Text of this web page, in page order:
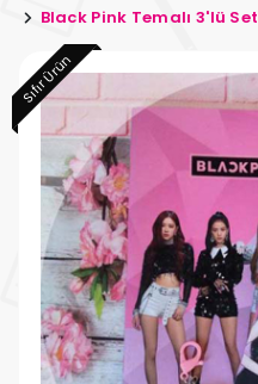
Black Pink Temalı 3'lü Set
Sıfır Ürün